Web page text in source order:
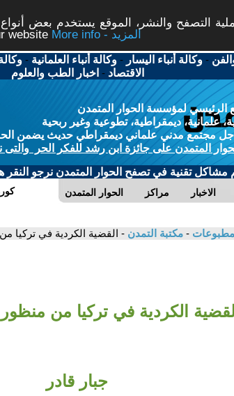
التصفح والنشر، الموقع يستخدم بعض
website
More info - المزيد
-وكالة أنباء اليسار -وكالة أنباء العلمانية -
الاقتصاد - اخبار الطب والعلوم
الرئيسي لمؤسسة الحوار المتمدن
علمانية، ديمقراطية، تطوعية وغير ربحية
مجتمع مدني علماني ديمقراطي حديث يضمن الحرية
المتمدن على جائزة ابن رشد للفكر الحر والتى
مشاكل تقنية في تصفح الحوار المتمدن نرجو النقر
الحوار المتمدن مراكز الاخبار
- مكتبة التمدن - القضية الكردية في تركيا
الكردية في تركيا من
جبار قادر